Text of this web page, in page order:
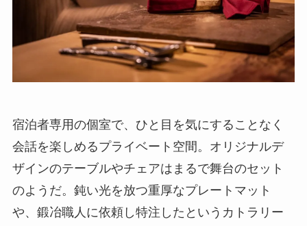
宿泊者専用の個室で、ひと目を気にすることなく
会話を楽しめるプライベート空間。オリジナルデ
ザインのテーブルやチェアはまるで舞台のセット
のようだ。鈍い光を放つ重厚なプレートマット
や、鍛冶職人に依頼し特注したというカトラリー